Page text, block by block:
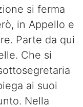
si ferma
in Appello e
Parte da qui
Che si
ai suoi
Nella